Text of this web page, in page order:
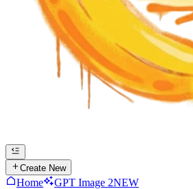
Create New
Home GPT Image 2NEW